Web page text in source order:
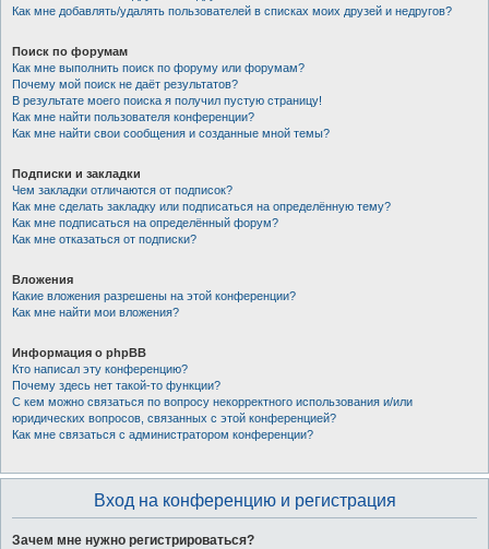
Как мне добавлять/удалять пользователей в списках моих друзей и недругов?
Поиск по форумам
Как мне выполнить поиск по форуму или форумам?
Почему мой поиск не даёт результатов?
В результате моего поиска я получил пустую страницу!
Как мне найти пользователя конференции?
Как мне найти свои сообщения и созданные мной темы?
Подписки и закладки
Чем закладки отличаются от подписок?
Как мне сделать закладку или подписаться на определённую тему?
Как мне подписаться на определённый форум?
Как мне отказаться от подписки?
Вложения
Какие вложения разрешены на этой конференции?
Как мне найти мои вложения?
Информация о phpBB
Кто написал эту конференцию?
Почему здесь нет такой-то функции?
С кем можно связаться по вопросу некорректного использования и/или
юридических вопросов, связанных с этой конференцией?
Как мне связаться с администратором конференции?
Вход на конференцию и регистрация
Зачем мне нужно регистрироваться?